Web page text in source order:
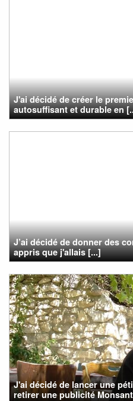
J'ai décidé de créer le
autosuffisant et durable en
J’ai décidé de donner des
appris que j'allais [...]
J'ai décidé de lancer une
retirer une publicité